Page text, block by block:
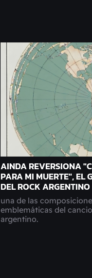
AINDA REVERSIONA
PARA MI MUERTE", EL
DEL ROCK ARGENTINO
una de las
emblemáticas del
argentino.